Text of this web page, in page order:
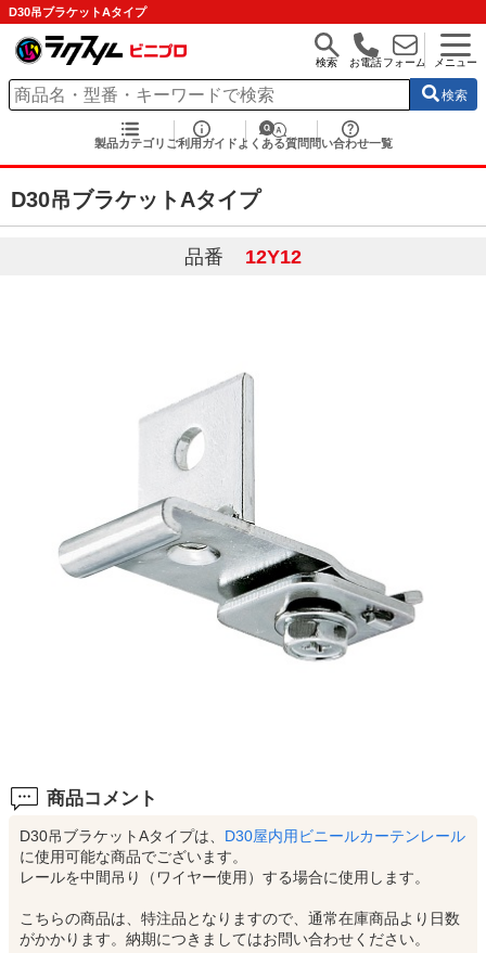
D30吊ブラケットAタイプ
検索 お電話フォーム メニュー
検索
製品カテゴリ ご利用ガイド よくある質問 問い合わせ一覧
D30吊ブラケットAタイプ
品番 12Y12
商品コメント
D30吊ブラケットAタイプは、 D30屋内用ビニールカーテンレール
に使用可能な商品でございます。
レールを中間吊り（ワイヤー使用）する場合に使用します。
こちらの商品は、特注品となりますので、通常在庫商品より日数
がかかります。納期につきましてはお問い合わせください。